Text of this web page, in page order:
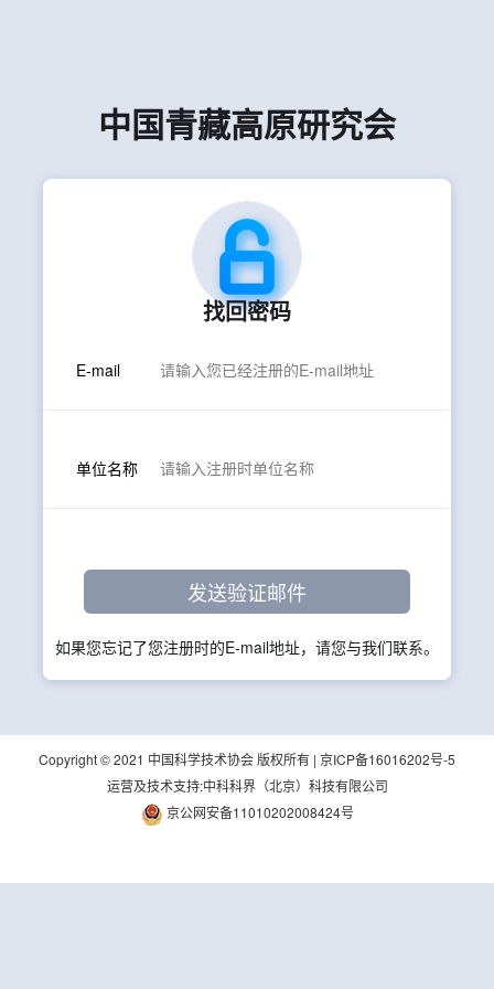
中国青藏高原研究会
找回密码
E-mail
单位名称
如果您忘记了您注册时的E-mail地址，请您与我们联系。
Copyright © 2021 中国科学技术协会 版权所有 | 京ICP备16016202号-5
运营及技术支持:中科科界（北京）科技有限公司
京公网安备11010202008424号